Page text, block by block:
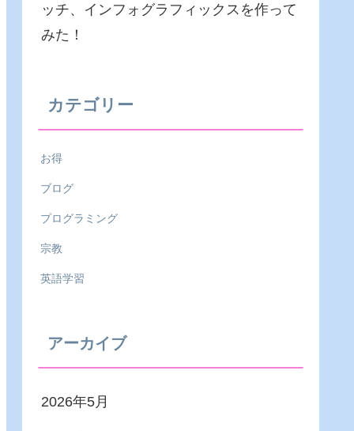
ッチ、インフォグラフィックスを作って
みた！
カテゴリー
お得
ブログ
プログラミング
宗教
英語学習
アーカイブ
2026年5月